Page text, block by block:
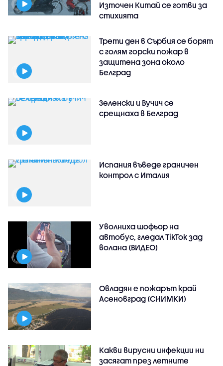
Източен Китай се готви за
стихията
Трети ден в Сърбия се борят
с голям горски пожар в
защитена зона около
Белград
Зеленски и Вучич се
срещнаха в Белград
Испания въведе граничен
контрол с Италия
Уволниха шофьор на
автобус, гледал TikTok зад
волана (ВИДЕО)
Овладян е пожарът край
Асеновград (СНИМКИ)
Какви вирусни инфекции ни
засягат през летните